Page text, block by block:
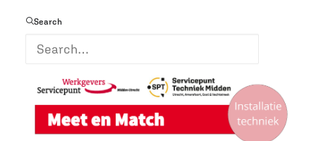
Search
Installatietechniek
18 juni 2025 @ 15:00